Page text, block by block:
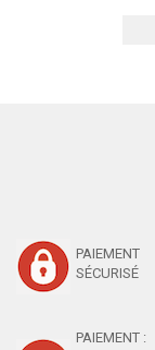
PAIEMENT
SÉCURISÉ
PAIEMENT :